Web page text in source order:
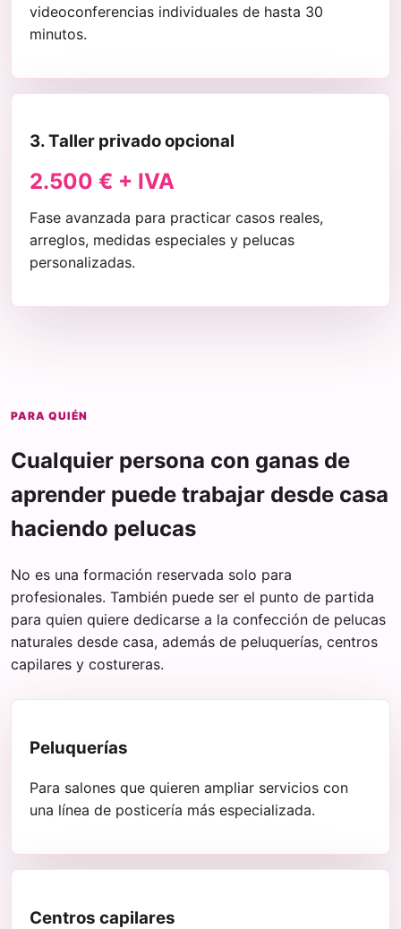
videoconferencias individuales de hasta 30
minutos.
3. Taller privado opcional
2.500 € + IVA
Fase avanzada para practicar casos reales,
arreglos, medidas especiales y pelucas
personalizadas.
PARA QUIÉN
Cualquier persona con ganas de
aprender puede trabajar desde casa
haciendo pelucas
No es una formación reservada solo para
profesionales. También puede ser el punto de partida
para quien quiere dedicarse a la confección de pelucas
naturales desde casa, además de peluquerías, centros
capilares y costureras.
Peluquerías
Para salones que quieren ampliar servicios con
una línea de posticería más especializada.
Centros capilares